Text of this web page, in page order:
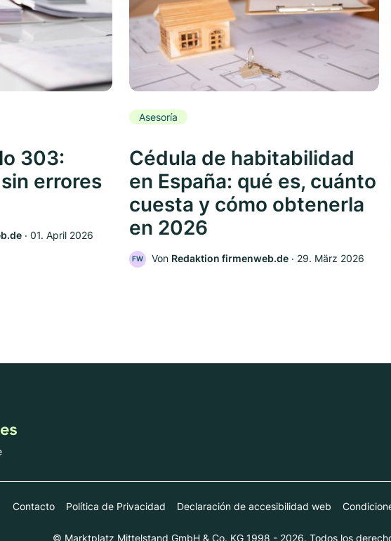
303:
errores
‧ 01. April 2026
Asesoría
Cédula de habitabilidad
en España: qué es, cuánto
cuesta y cómo obtenerla
en 2026
FW Von Redaktion firmenweb.de ‧ 29. März 2026
Contacto Política de Privacidad Declaración de accesibilidad web
© Marktplatz Mittelstand GmbH & Co. KG 1998 - 2026. Todos los